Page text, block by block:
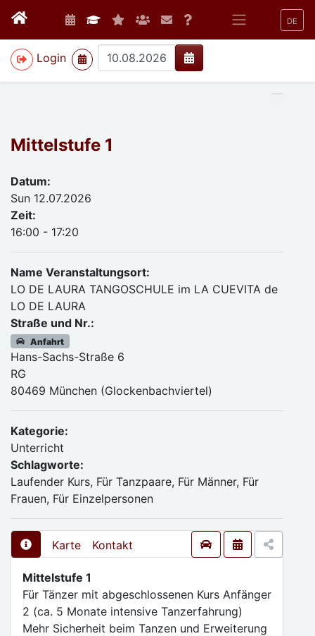
DE
Login
>
Mittelstufe 1
Datum:
Sun 12.07.2026
Zeit:
16:00 - 17:20
Name Veranstaltungsort:
LO DE LAURA TANGOSCHULE im LA CUEVITA de
LO DE LAURA
Straße und Nr.:
Anfahrt
Hans-Sachs-Straße 6
RG
80469 München (Glockenbachviertel)
Kategorie:
Unterricht
Schlagworte:
Laufender Kurs, Für Tanzpaare, Für Männer, Für
Frauen, Für Einzelpersonen
Karte Kontakt
Mittelstufe 1
Für Tänzer mit abgeschlossenen Kurs Anfänger
2 (ca. 5 Monate intensive Tanzerfahrung)
Mehr Sicherheit beim Tanzen und Erweiterung